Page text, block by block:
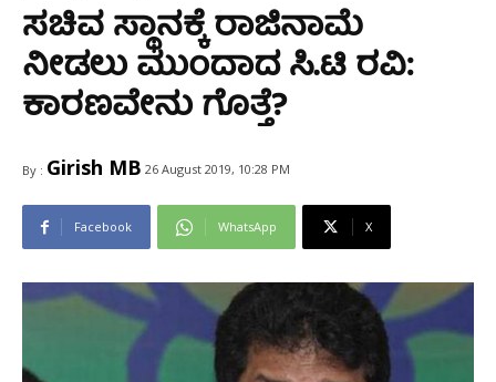
ಸಚಿವ ಸ್ಥಾನಕ್ಕೆ ರಾಜಿನಾಮೆ
ನೀಡಲು ಮುಂದಾದ ಸಿ.ಟಿ ರವಿ:
ಕಾರಣವೇನು ಗೊತ್ತೆ?
By : Girish MB 26 August 2019, 10:28 PM
Facebook WhatsApp X